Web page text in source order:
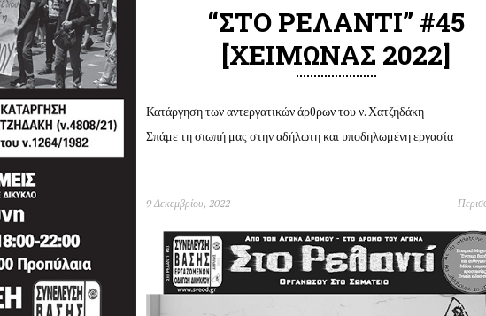
“ΣΤΟ ΡΕΛΑΝΤΙ” #45
[ΧΕΙΜΩΝΑΣ 2022]
Κατάργηση των αντεργατικών άρθρων του ν. Χατζηδάκη
Σπάμε τη σιωπή μας στην αδήλωτη και υποδηλωμένη εργασία
9 Δεκεμβρίου, 2022